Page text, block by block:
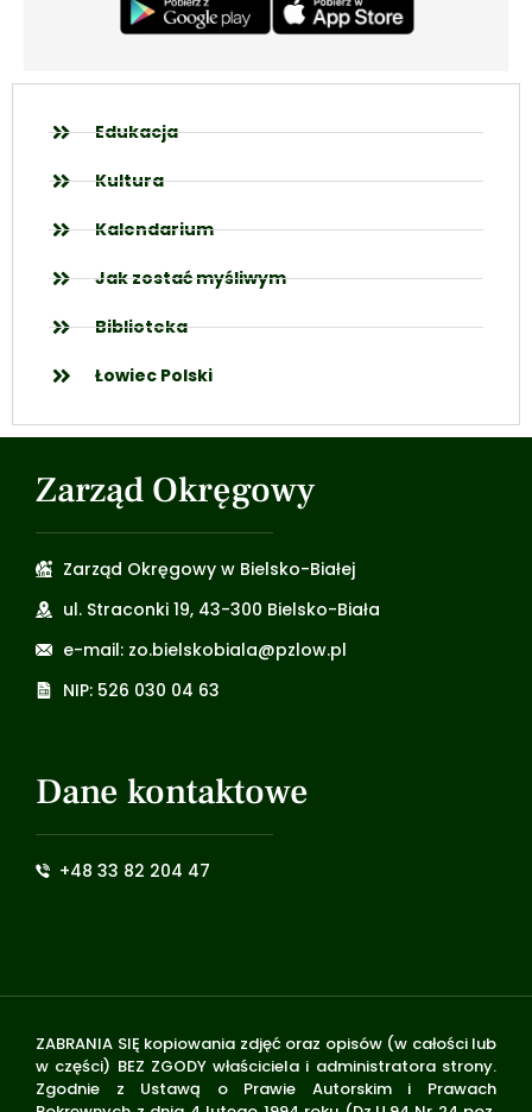
Edukacja
Kultura
Kalendarium
Jak zostać myśliwym
Biblioteka
Łowiec Polski
Zarząd Okręgowy
Zarząd Okręgowy w Bielsko-Białej
ul. Straconki 19, 43-300 Bielsko-Biała
e-mail: zo.bielskobiala@pzlow.pl
NIP: 526 030 04 63
Dane kontaktowe
+48 33 82 204 47
ZABRANIA SIĘ kopiowania zdjęć oraz opisów (w całości lub
w części) BEZ ZGODY właściciela i administratora strony.
Zgodnie z Ustawą o Prawie Autorskim i Prawach